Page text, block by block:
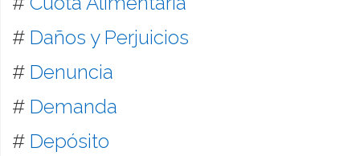
# Daños y Perjuicios
# Denuncia
# Demanda
# Depósito